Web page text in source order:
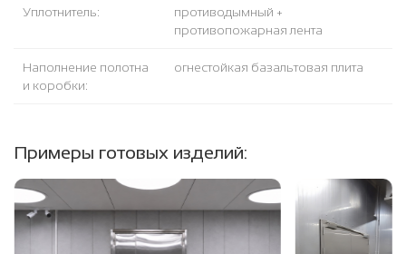
Уплотнитель:
противодымный +
противопожарная лента
Наполнение полотна
и коробки:
огнестойкая базальтовая плита
Примеры готовых изделий: